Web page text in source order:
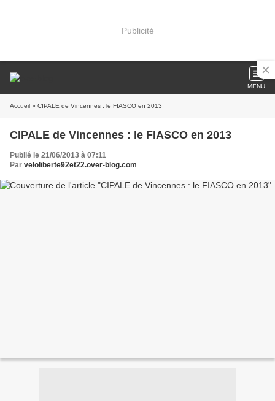
Publicité
MENU
Accueil » CIPALE de Vincennes : le FIASCO en 2013
CIPALE de Vincennes : le FIASCO en 2013
Publié le 21/06/2013 à 07:11
Par veloliberte92et22.over-blog.com